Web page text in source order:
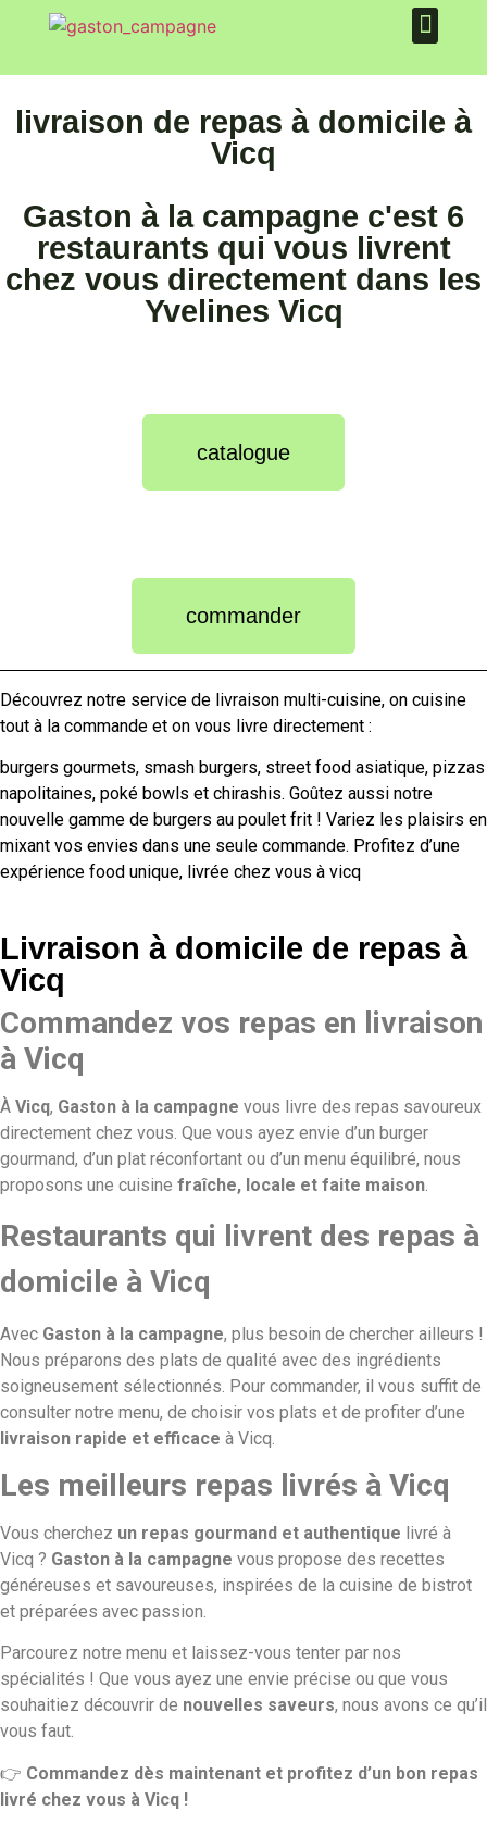
livraison de repas à domicile à
Vicq
Gaston à la campagne c'est 6
restaurants qui vous livrent
chez vous directement dans les
Yvelines Vicq
catalogue
commander
Découvrez notre service de livraison multi-cuisine, on cuisine
tout à la commande et on vous livre directement :
burgers gourmets, smash burgers, street food asiatique, pizzas
napolitaines, poké bowls et chirashis. Goûtez aussi notre
nouvelle gamme de burgers au poulet frit ! Variez les plaisirs en
mixant vos envies dans une seule commande. Profitez d’une
expérience food unique, livrée chez vous à vicq
Livraison à domicile de repas à
Vicq
Commandez vos repas en livraison
à Vicq
À Vicq, Gaston à la campagne vous livre des repas savoureux
directement chez vous. Que vous ayez envie d’un burger
gourmand, d’un plat réconfortant ou d’un menu équilibré, nous
proposons une cuisine fraîche, locale et faite maison
Restaurants qui livrent des repas à
domicile à Vicq
Avec Gaston à la campagne, plus besoin de chercher ailleurs !
Nous préparons des plats de qualité avec des ingrédients
soigneusement sélectionnés. Pour commander, il vous suffit de
consulter notre menu, de choisir vos plats et de profiter d’une
livraison rapide et efficace à Vicq.
Les meilleurs repas livrés à Vicq
Vous cherchez un repas gourmand et authentique livré à
Vicq ? Gaston à la campagne vous propose des recettes
généreuses et savoureuses, inspirées de la cuisine de bistrot
et préparées avec passion.
Parcourez notre menu et laissez-vous tenter par nos
spécialités ! Que vous ayez une envie précise ou que vous
souhaitiez découvrir de nouvelles saveurs, nous avons ce qu’il
vous faut.
👉 Commandez dès maintenant et profitez d’un bon repas
livré chez vous à Vicq !